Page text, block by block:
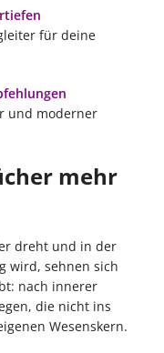
für deine
und moderner
mehr
dreht und in der
wird, sehnen sich
nach innerer
die nicht ins
Wesenskern.